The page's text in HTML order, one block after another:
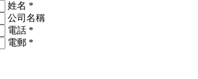
姓名 *
公司名稱
電話 *
電郵 *